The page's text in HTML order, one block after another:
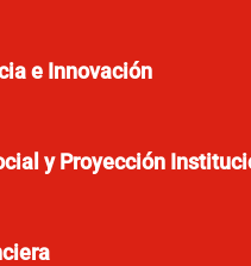
e Innovación
y Proyección